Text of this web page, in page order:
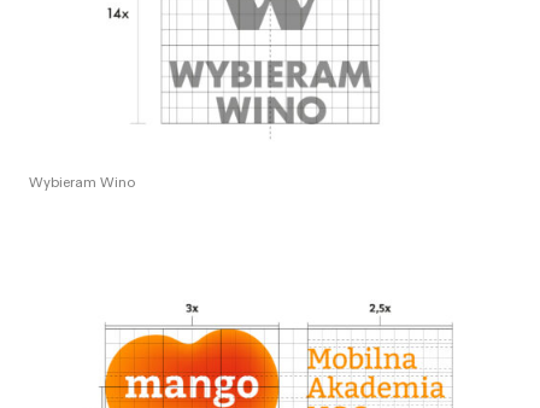
Wybieram Wino